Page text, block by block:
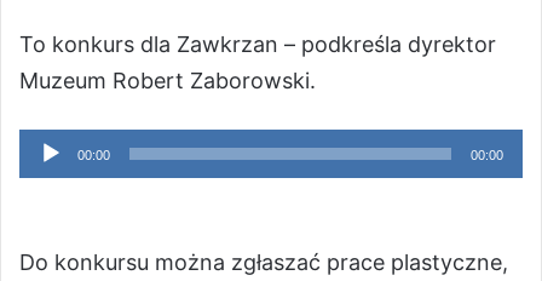
To konkurs dla Zawkrzan – podkreśla dyrektor
Muzeum Robert Zaborowski.
Odtwarzacz
plików
00:00 00:00
Do konkursu można zgłaszać prace plastyczne,